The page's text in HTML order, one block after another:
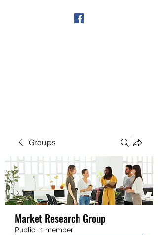
Groups
Market Research Group
Public · 1 member